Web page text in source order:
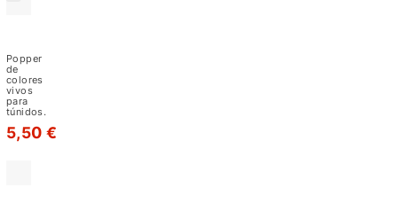
Chartreuse/White
-
M30
Popper
de
colores
vivos
para
túnidos.
5,50 €